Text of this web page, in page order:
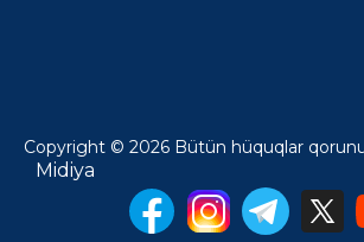
Copyright © 2026 Bütün hüquqlar
Midiya